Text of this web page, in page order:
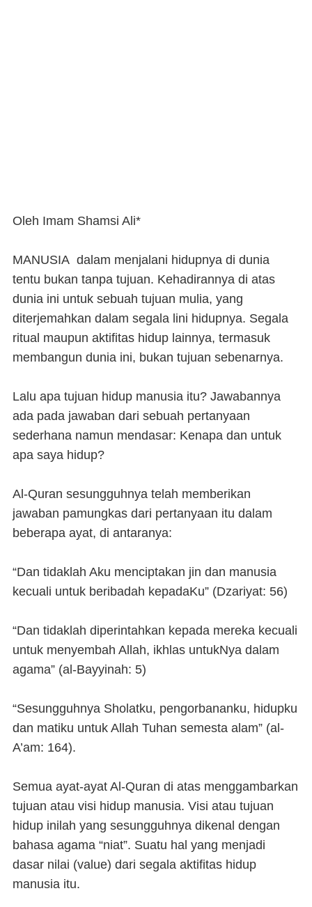
Oleh Imam Shamsi Ali*
MANUSIA dalam menjalani hidupnya di dunia
tentu bukan tanpa tujuan. Kehadirannya di atas
dunia ini untuk sebuah tujuan mulia, yang
diterjemahkan dalam segala lini hidupnya. Segala
ritual maupun aktifitas hidup lainnya, termasuk
membangun dunia ini, bukan tujuan sebenarnya.
Lalu apa tujuan hidup manusia itu? Jawabannya
ada pada jawaban dari sebuah pertanyaan
sederhana namun mendasar: Kenapa dan untuk
apa saya hidup?
Al-Quran sesungguhnya telah memberikan
jawaban pamungkas dari pertanyaan itu dalam
beberapa ayat, di antaranya:
“Dan tidaklah Aku menciptakan jin dan manusia
kecuali untuk beribadah kepadaKu” (Dzariyat: 56)
“Dan tidaklah diperintahkan kepada mereka kecuali
untuk menyembah Allah, ikhlas untukNya dalam
agama” (al-Bayyinah: 5)
“Sesungguhnya Sholatku, pengorbananku, hidupku
dan matiku untuk Allah Tuhan semesta alam” (al-
A’am: 164).
Semua ayat-ayat Al-Quran di atas menggambarkan
tujuan atau visi hidup manusia. Visi atau tujuan
hidup inilah yang sesungguhnya dikenal dengan
bahasa agama “niat”. Suatu hal yang menjadi
dasar nilai (value) dari segala aktifitas hidup
manusia itu.